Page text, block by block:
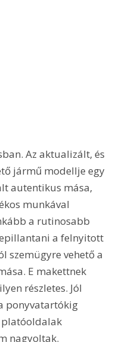
Az aktualizált, és
jármű modellje egy
autentikus mása,
munkával
a rutinosabb
a felnyitott
szemügyre vehető a
E makettnek
részletes. Jól
ponyvatartókig
platóoldalak
nagyoltak.